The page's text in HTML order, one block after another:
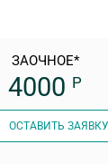
ЗАОЧНОЕ*
4000 Р
ОСТАВИТЬ ЗАЯВКУ